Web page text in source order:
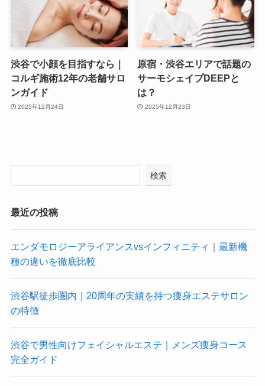
渋谷で小顔を目指すなら｜
コルギ施術12年の老舗サロ
ンガイド
2025年12月24日
原宿・渋谷エリアで話題の
サーモシェイプDEEPと
は？
2025年12月23日
検索
最近の投稿
エンダモロジーアライアンスvsインフィニティ｜最新機
種の違いを徹底比較
渋谷駅徒歩圏内｜20周年の実績を持つ痩身エステサロン
の特徴
渋谷で男性向けフェイシャルエステ｜メンズ痩身コース
完全ガイド